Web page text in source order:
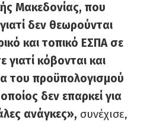
Μακεδονίας, που
δεν θεωρούνται
και τοπικό ΕΣΠΑ σε
γιατί κόβονται και
του προϋπολογισμού
δεν επαρκεί για
ανάγκες», συνέχισε,